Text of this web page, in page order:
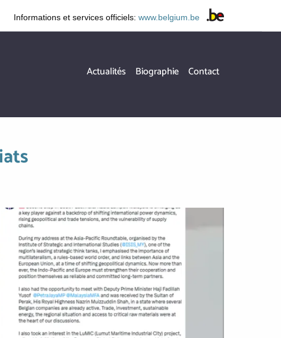
Informations et services officiels: www.belgium.be
Hoofdnavigatie
Actualités Biographie Contact